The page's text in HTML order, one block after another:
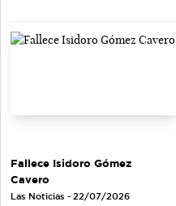
Fallece Isidoro Gómez
Cavero
Las Noticias - 22/07/2026